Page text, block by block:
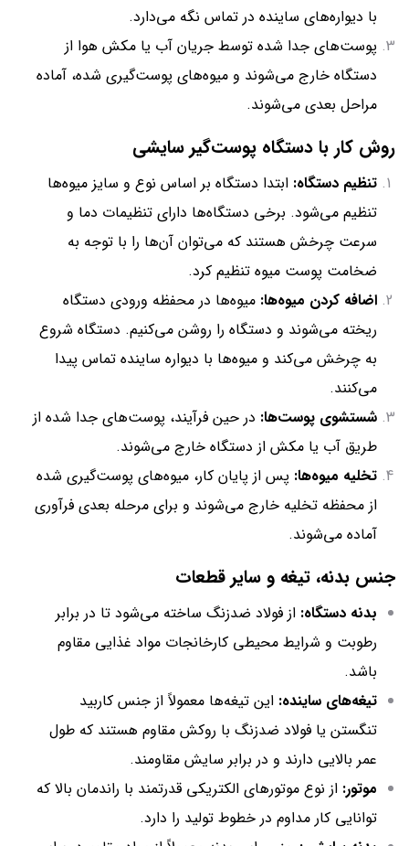
با دیواره‌های ساینده در تماس نگه می‌دارد.
پوست‌های جدا شده توسط جریان آب یا مکش هوا از
دستگاه خارج می‌شوند و میوه‌های پوست‌گیری شده، آماده
مراحل بعدی می‌شوند.
روش کار با دستگاه پوست‌گیر سایشی
تنظیم دستگاه: ابتدا دستگاه بر اساس نوع و سایز میوه‌ها
تنظیم می‌شود. برخی دستگاه‌ها دارای تنظیمات دما و
سرعت چرخش هستند که می‌توان آن‌ها را با توجه به
ضخامت پوست میوه تنظیم کرد.
اضافه کردن میوه‌ها: میوه‌ها در محفظه ورودی دستگاه
ریخته می‌شوند و دستگاه را روشن می‌کنیم. دستگاه شروع
به چرخش می‌کند و میوه‌ها با دیواره ساینده تماس پیدا
می‌کنند.
شستشوی پوست‌ها: در حین فرآیند، پوست‌های جدا شده از
طریق آب یا مکش از دستگاه خارج می‌شوند.
تخلیه میوه‌ها: پس از پایان کار، میوه‌های پوست‌گیری شده
از محفظه تخلیه خارج می‌شوند و برای مرحله بعدی فرآوری
آماده می‌شوند.
جنس بدنه، تیغه و سایر قطعات
بدنه دستگاه: از فولاد ضدزنگ ساخته می‌شود تا در برابر
رطوبت و شرایط محیطی کارخانجات مواد غذایی مقاوم
باشد.
تیغه‌های ساینده: این تیغه‌ها معمولاً از جنس کاربید
تنگستن یا فولاد ضدزنگ با روکش مقاوم هستند که طول
عمر بالایی دارند و در برابر سایش مقاومند.
موتور: از نوع موتورهای الکتریکی قدرتمند با راندمان بالا که
توانایی کار مداوم در خطوط تولید را دارد.